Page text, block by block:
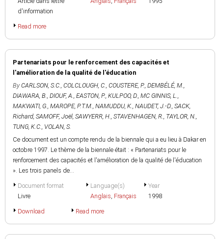
d'information
Read more
Partenariats pour le renforcement des capacités et
l'amélioration de la qualité de l'éducation
By CARLSON, S.C., COLCLOUGH, C., COUSTERE, P., DEMBÉLÉ, M.,
DIAWARA, B., DIOUF, A., EASTON, P., KULPOO, D., MC GINNIS, L.,
MAKWATI, G., MAROPE, P.T.M., NAMUDDU, K., NAUDET, J.-D., SACK,
Richard, SAMOFF, Joël, SAWYERR, H., STAVENHAGEN, R., TAYLOR, N.,
TUNG, K.C., VOLAN, S.
Ce document est un compte rendu de la biennale qui a eu lieu à Dakar en
octobre 1997. Le thème de la biennale était : « Partenariats pour le
renforcement des capacités et l'amélioration de la qualité de l'éducation
». Les trois panels de...
Document format
Livre
Language(s)
Anglais, Français
Year
1998
Download Read more